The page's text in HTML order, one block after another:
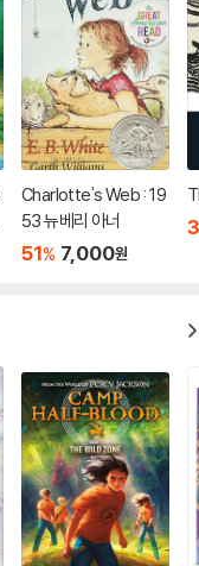
Charlotte's Web : 19
53 뉴베리 아너
51% 7,000원